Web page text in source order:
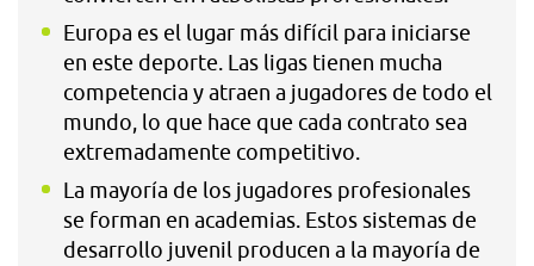
Europa es el lugar más difícil para iniciarse
en este deporte. Las ligas tienen mucha
competencia y atraen a jugadores de todo el
mundo, lo que hace que cada contrato sea
extremadamente competitivo.
La mayoría de los jugadores profesionales
se forman en academias. Estos sistemas de
desarrollo juvenil producen a la mayoría de